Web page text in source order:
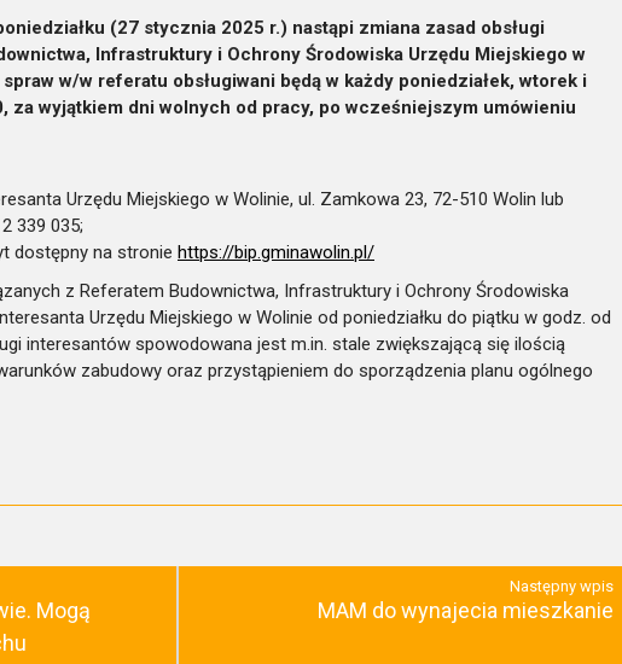
(27 stycznia 2025 r.) nastąpi zmiana zasad obsługi
Infrastruktury i Ochrony Środowiska Urzędu Miejskiego w
w/w referatu obsługiwani będą w każdy poniedziałek, wtorek i
za wyjątkiem dni wolnych od pracy, po wcześniejszym umówieniu
Urzędu Miejskiego w Wolinie, ul. Zamkowa 23, 72-510 Wolin lub
339 035;
dostępny na stronie https://bip.gminawolin.pl/
z Referatem Budownictwa, Infrastruktury i Ochrony Środowiska
Urzędu Miejskiego w Wolinie od poniedziałku do piątku w godz. od
interesantów spowodowana jest m.in. stale zwiększającą się ilością
zabudowy oraz przystąpieniem do sporządzenia planu ogólnego
Mogą
Następny wpis
MAM do wynajecia mieszkanie